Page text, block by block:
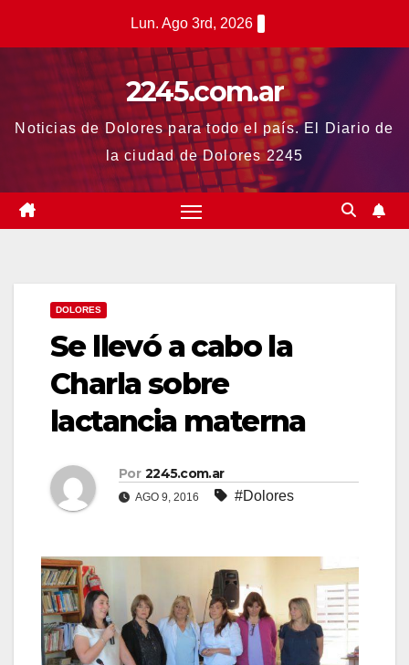
Lun. Ago 3rd, 2026
2245.com.ar
Noticias de Dolores para todo el país. El Diario de
la ciudad de Dolores 2245
DOLORES
Se llevó a cabo la
Charla sobre
lactancia materna
Por 2245.com.ar
AGO 9, 2016 #Dolores